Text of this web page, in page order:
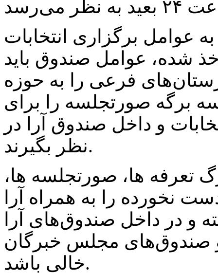
به عوامل برگزاری انتخابات
شده، عوامل صندوق باید
فرعی را به حوزه
سه برگه صورتجلسه را برای
و داخل صندوق آرا در
نظر بگیرند.
تعرفه ها، صورتجلسه ها،
نخورده را به همراه آرا
و در داخل صندوق‌های آرا
صندوق‌های مجلس خبرگان
خالی باشد.